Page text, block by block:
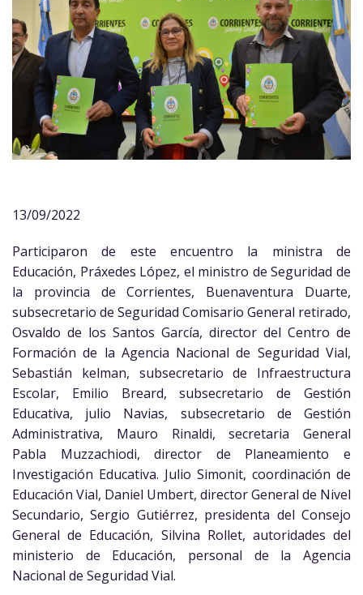
13/09/2022
Participaron de este encuentro la ministra de
Educación, Práxedes López, el ministro de Seguridad de
la provincia de Corrientes, Buenaventura Duarte,
subsecretario de Seguridad Comisario General retirado,
Osvaldo de los Santos García, director del Centro de
Formación de la Agencia Nacional de Seguridad Vial,
Sebastián kelman, subsecretario de Infraestructura
Escolar, Emilio Breard, subsecretario de Gestión
Educativa, julio Navias, subsecretario de Gestión
Administrativa, Mauro Rinaldi, secretaria General
Pabla Muzzachiodi, director de Planeamiento e
Investigación Educativa. Julio Simonit, coordinación de
Educación Vial, Daniel Umbert, director General de Nivel
Secundario, Sergio Gutiérrez, presidenta del Consejo
General de Educación, Silvina Rollet, autoridades del
ministerio de Educación, personal de la Agencia
Nacional de Seguridad Vial.